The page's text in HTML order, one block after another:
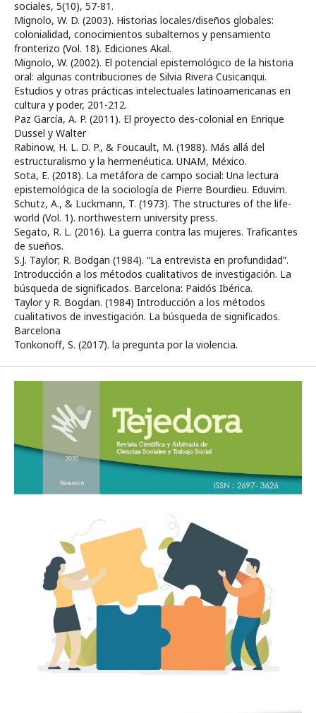
sociales, 5(10), 57-81.
Mignolo, W. D. (2003). Historias locales/diseños globales:
colonialidad, conocimientos subalternos y pensamiento
fronterizo (Vol. 18). Ediciones Akal.
Mignolo, W. (2002). El potencial epistemológico de la historia
oral: algunas contribuciones de Silvia Rivera Cusicanqui.
Estudios y otras prácticas intelectuales latinoamericanas en
cultura y poder, 201-212.
Paz García, A. P. (2011). El proyecto des-colonial en Enrique
Dussel y Walter
Rabinow, H. L. D. P., & Foucault, M. (1988). Más allá del
estructuralismo y la hermenéutica. UNAM, México.
Sota, E. (2018). La metáfora de campo social: Una lectura
epistemológica de la sociología de Pierre Bourdieu. Eduvim.
Schutz, A., & Luckmann, T. (1973). The structures of the life-
world (Vol. 1). northwestern university press.
Segato, R. L. (2016). La guerra contra las mujeres. Traficantes
de sueños.
S.J. Taylor; R. Bodgan (1984). “La entrevista en profundidad”.
Introducción a los métodos cualitativos de investigación. La
búsqueda de significados. Barcelona: Paidós Ibérica.
Taylor y R. Bogdan. (1984) Introducción a los métodos
cualitativos de investigación. La búsqueda de significados.
Barcelona
Tonkonoff, S. (2017). la pregunta por la violencia.